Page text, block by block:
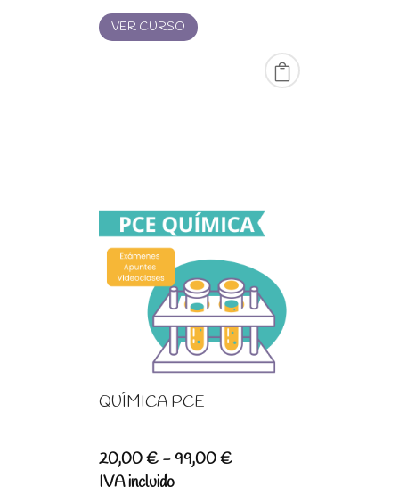
hasta
99,00 €
VER CURSO
QUÍMICA PCE
20,00€ -99,00€Rango
IVA incluido